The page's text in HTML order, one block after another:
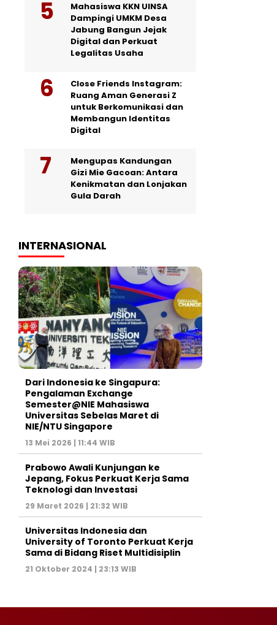
Mahasiswa KKN UINSA
Dampingi UMKM Desa
Jabung Bangun Jejak
Digital dan Perkuat
Legalitas Usaha
Close Friends Instagram:
Ruang Aman Generasi Z
untuk Berkomunikasi dan
Membangun Identitas
Digital
Mengupas Kandungan
Gizi Mie Gacoan: Antara
Kenikmatan dan Lonjakan
Gula Darah
INTERNASIONAL
Dari Indonesia ke Singapura:
Pengalaman Exchange
Semester@NIE Mahasiswa
Universitas Sebelas Maret di
NIE/NTU Singapore
13 Mei 2026 | 11:44 WIB
Prabowo Awali Kunjungan ke
Jepang, Fokus Perkuat Kerja Sama
Teknologi dan Investasi
29 Maret 2026 | 21:32 WIB
Universitas Indonesia dan
University of Toronto Perkuat Kerja
Sama di Bidang Riset Multidisiplin
21 Oktober 2024 | 23:13 WIB